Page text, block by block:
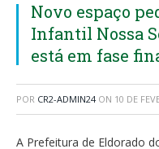
Novo espaço
Infantil Nossa
está em fase
POR CR2-ADMIN24 ON 10 DE
A Prefeitura de Eldorado